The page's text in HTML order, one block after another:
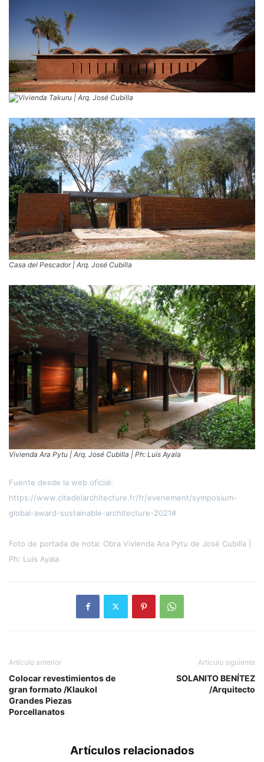
Vivienda Takuru | Arq. José Cubilla
Casa del Pescador | Arq. José Cubilla
Vivienda Ara Pytu | Arq. José Cubilla | Ph: Luis Ayala
Fuente desde la web oficial:
https://www.citedelarchitecture.fr/fr/evenement/symposium-
global-award-sustainable-architecture-2021#
Foto de portada de nota: Obra Vivienda Ara Pytu de José Cubilla |
Ph: Luis Ayala
Artículo anterior
Colocar revestimientos de
gran formato /Klaukol
Grandes Piezas
Porcellanatos
Artículo siguiente
SOLANITO BENÍTEZ
/Arquitecto
Artículos relacionados